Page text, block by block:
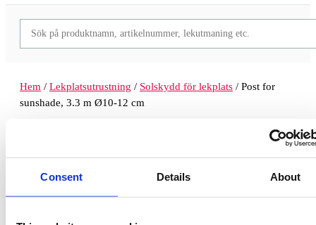
Consent Details About
Hem / Lekplatsutrustning / Solskydd för lekplats / Post for
sunshade, 3.3 m Ø10-12 cm
Post for sunshade, 3.3 m Ø10-12 cm